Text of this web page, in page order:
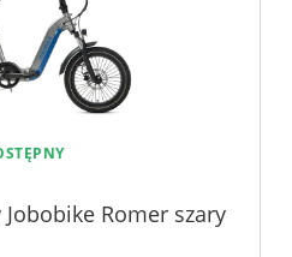
Romer szary